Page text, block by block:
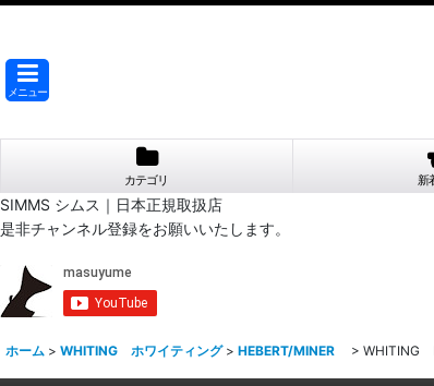
メニュー
カテゴリ 新
SIMMS シムス｜日本正規取扱店
是非チャンネル登録をお願いいたします。
ホーム > WHITING ホワイティング > HEBERT/MINER > WHITING